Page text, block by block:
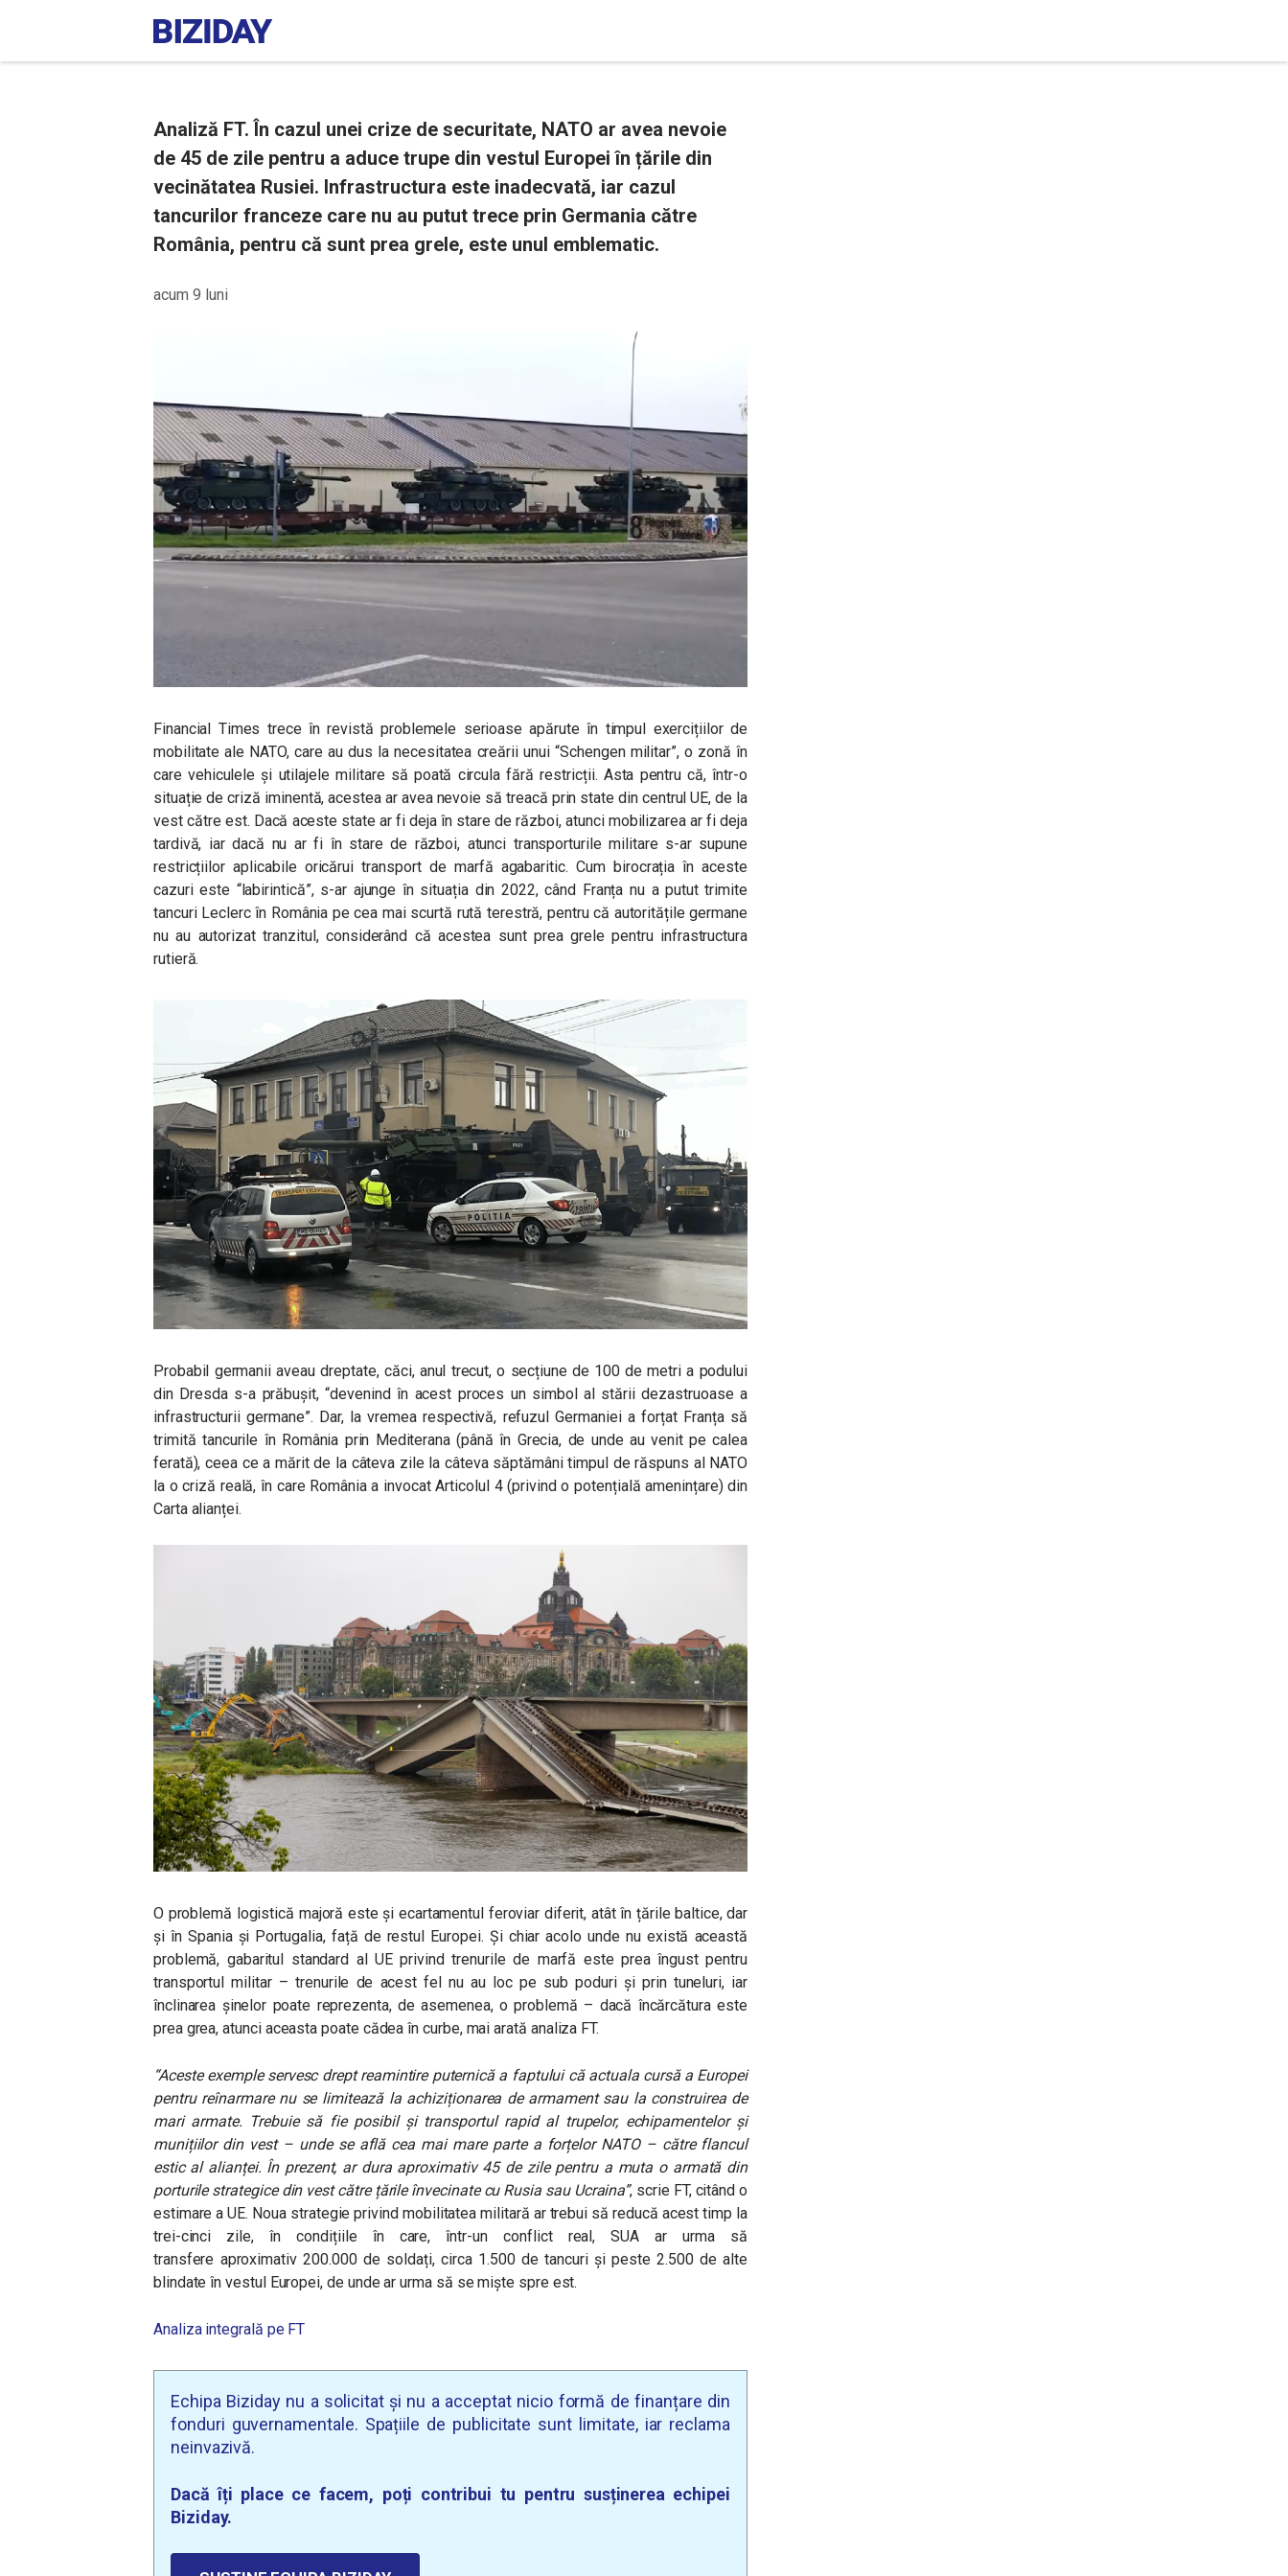
Analiză FT. În cazul unei crize de securitate, NATO ar avea nevoie
de 45 de zile pentru a aduce trupe din vestul Europei în țările din
vecinătatea Rusiei. Infrastructura este inadecvată, iar cazul
tancurilor franceze care nu au putut trece prin Germania către
România, pentru că sunt prea grele, este unul emblematic.
acum 9 luni
Financial Times trece în revistă problemele serioase apărute în timpul exercițiilor de
mobilitate ale NATO, care au dus la necesitatea creării unui “Schengen militar”, o zonă în
care vehiculele și utilajele militare să poată circula fără restricții. Asta pentru că, într-o
situație de criză iminentă, acestea ar avea nevoie să treacă prin state din centrul UE, de la
vest către est. Dacă aceste state ar fi deja în stare de război, atunci mobilizarea ar fi deja
tardivă, iar dacă nu ar fi în stare de război, atunci transporturile militare s-ar supune
restricțiilor aplicabile oricărui transport de marfă agabaritic. Cum birocrația în aceste
cazuri este “labirintică”, s-ar ajunge în situația din 2022, când Franța nu a putut trimite
tancuri Leclerc în România pe cea mai scurtă rută terestră, pentru că autoritățile germane
nu au autorizat tranzitul, considerând că acestea sunt prea grele pentru infrastructura
rutieră.
Probabil germanii aveau dreptate, căci, anul trecut, o secțiune de 100 de metri a podului
din Dresda s-a prăbușit, “devenind în acest proces un simbol al stării dezastruoase a
infrastructurii germane”. Dar, la vremea respectivă, refuzul Germaniei a forțat Franța să
trimită tancurile în România prin Mediterana (până în Grecia, de unde au venit pe calea
ferată), ceea ce a mărit de la câteva zile la câteva săptămâni timpul de răspuns al NATO
la o criză reală, în care România a invocat Articolul 4 (privind o potențială amenințare) din
Carta alianței.
O problemă logistică majoră este și ecartamentul feroviar diferit, atât în țările baltice, dar
și în Spania și Portugalia, față de restul Europei. Și chiar acolo unde nu există această
problemă, gabaritul standard al UE privind trenurile de marfă este prea îngust pentru
transportul militar – trenurile de acest fel nu au loc pe sub poduri și prin tuneluri, iar
înclinarea șinelor poate reprezenta, de asemenea, o problemă – dacă încărcătura este
prea grea, atunci aceasta poate cădea în curbe, mai arată analiza FT.
“Aceste exemple servesc drept reamintire puternică a faptului că actuala cursă a Europei
pentru reînarmare nu se limitează la achiziționarea de armament sau la construirea de
mari armate. Trebuie să fie posibil și transportul rapid al trupelor, echipamentelor și
munițiilor din vest – unde se află cea mai mare parte a forțelor NATO – către flancul
estic al alianței. În prezent, ar dura aproximativ 45 de zile pentru a muta o armată din
porturile strategice din vest către țările învecinate cu Rusia sau Ucraina”, scrie FT, citând o
estimare a UE. Noua strategie privind mobilitatea militară ar trebui să reducă acest timp la
trei-cinci zile, în condițiile în care, într-un conflict real, SUA ar urma să
transfere aproximativ 200.000 de soldați, circa 1.500 de tancuri și peste 2.500 de alte
blindate în vestul Europei, de unde ar urma să se miște spre est.
Analiza integrală pe FT
Echipa Biziday nu a solicitat și nu a acceptat nicio formă de finanțare din
fonduri guvernamentale. Spațiile de publicitate sunt limitate, iar reclama
neinvazivă.
Dacă îți place ce facem, poți contribui tu pentru susținerea echipei
Biziday.